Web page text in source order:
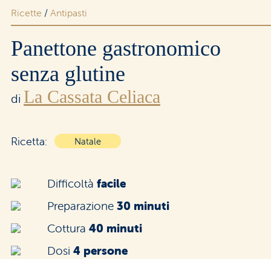
Area riservata rivenditori
Ricette / Antipasti
Panettone gastronomico
senza glutine
di La Cassata Celiaca
Ricetta: Natale
Difficoltà facile
Preparazione 30 minuti
Cottura 40 minuti
Dosi 4 persone